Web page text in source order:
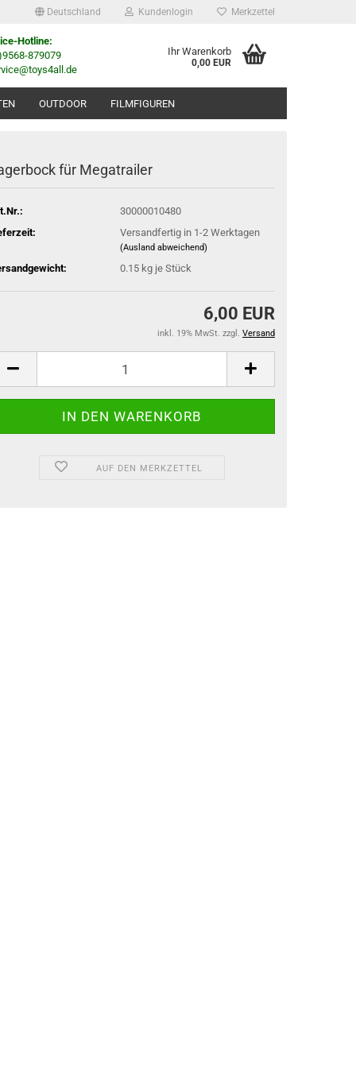
Deutschland Kundenlogin Merkzettel
Hotline:
879079
Ihr Warenkorb
0,00 EUR
OUTDOOR FILMFIGUREN
für Megatrailer
30000010480
Versandfertig in 1-2 Werktagen
(Ausland abweichend)
0.15 kg je Stück
6,00 EUR
inkl. 19% MwSt. zzgl. Versand
AUF DEN MERKZETTEL